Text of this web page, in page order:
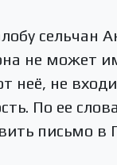
сельчан
не может
неё, не
По ее
письмо в